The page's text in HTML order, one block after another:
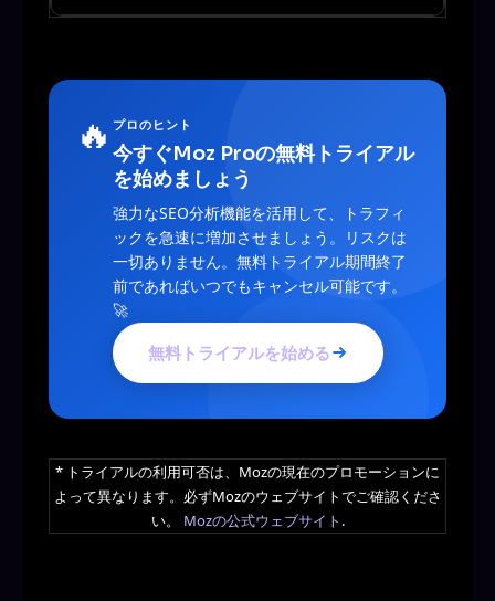
🔥 プロのヒント
今すぐMoz Proの無料トライアル
を始めましょう
強力なSEO分析機能を活用して、トラフィ
ックを急速に増加させましょう。リスクは
一切ありません。無料トライアル期間終了
前であればいつでもキャンセル可能です。
🚀
無料トライアルを始める
* トライアルの利用可否は、Mozの現在のプロモーションに
よって異なります。必ずMozのウェブサイトでご確認くださ
い。 Mozの公式ウェブサイト .